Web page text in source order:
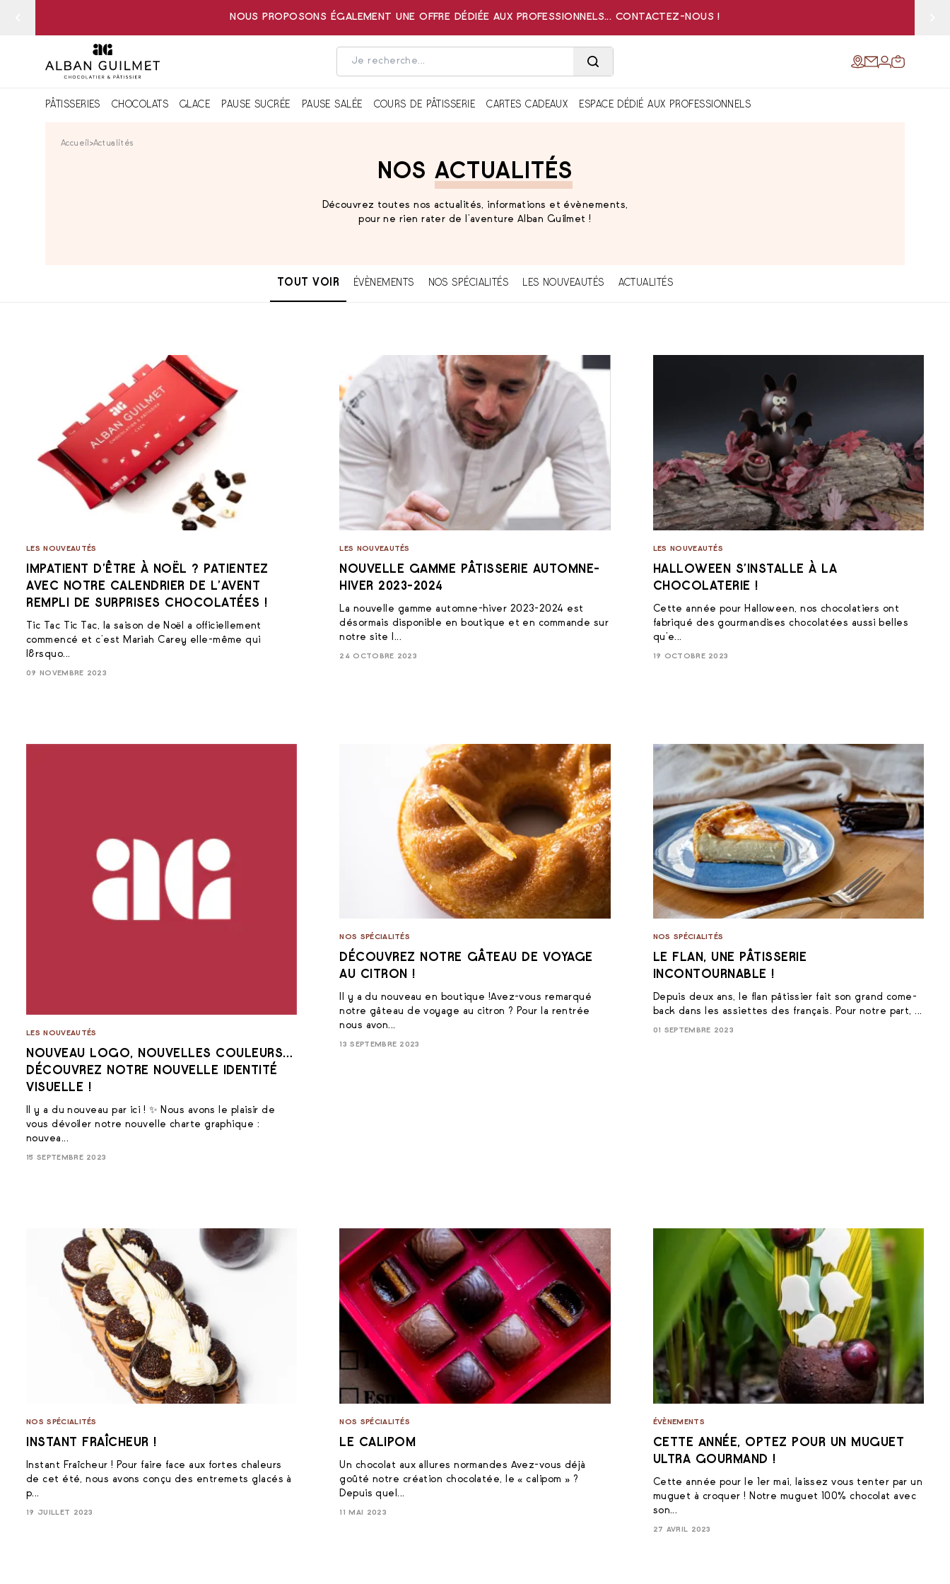
NOUS PROPOSONS ÉGALEMENT UNE OFFRE DÉDIÉE AUX PROFESSIONNELS... CONTACTEZ-NOUS !
PÂTISSERIES CHOCOLATS GLACE PAUSE SUCRÉE PAUSE SALÉE COURS DE PÂTISSERIE CARTES CADEAUX ESPACE DÉDIÉ AUX PROFESSIONNELS
Accueil Actualités
NOSACTUALITÉS
Découvrez toutes nos actualités, informations et évènements,
pour ne rien rater de l’aventure Alban Guilmet !
TOUT VOIR ÉVÈNEMENTS NOS SPÉCIALITÉS LES NOUVEAUTÉS ACTUALITÉS
LES NOUVEAUTÉS
IMPATIENT D’ÊTRE À NOËL ? PATIENTEZ
AVEC NOTRE CALENDRIER DE L’AVENT
REMPLI DE SURPRISES CHOCOLATÉES !
Tic Tac Tic Tac, la saison de Noël a officiellement
commencé et c’est Mariah Carey elle-même qui
l&rsquo...
09 NOVEMBRE 2023
LES NOUVEAUTÉS
NOUVELLE GAMME PÂTISSERIE AUTOMNE-
HIVER 2023-2024
La nouvelle gamme automne-hiver 2023-2024 est
désormais disponible en boutique et en commande sur
notre site I...
24 OCTOBRE 2023
LES NOUVEAUTÉS
HALLOWEEN S’INSTALLE À LA
CHOCOLATERIE !
Cette année pour Halloween, nos chocolatiers ont
fabriqué des gourmandises chocolatées aussi belles
qu’e...
19 OCTOBRE 2023
LES NOUVEAUTÉS
NOUVEAU LOGO, NOUVELLES COULEURS…
DÉCOUVREZ NOTRE NOUVELLE IDENTITÉ
VISUELLE !
Il y a du nouveau par ici ! ✨️ Nous avons le plaisir de
vous dévoiler notre nouvelle charte graphique :
nouvea...
15 SEPTEMBRE 2023
NOS SPÉCIALITÉS
DÉCOUVREZ NOTRE GÂTEAU DE VOYAGE
AU CITRON !
Il y a du nouveau en boutique !Avez-vous remarqué
notre gâteau de voyage au citron ? Pour la rentrée
nous avon...
13 SEPTEMBRE 2023
NOS SPÉCIALITÉS
LE FLAN, UNE PÂTISSERIE
INCONTOURNABLE !
Depuis deux ans, le flan pâtissier fait son grand come-
back dans les assiettes des français. Pour notre part, ...
01 SEPTEMBRE 2023
NOS SPÉCIALITÉS
INSTANT FRAÎCHEUR !
Instant Fraîcheur ! Pour faire face aux fortes chaleurs
de cet été, nous avons conçu des entremets glacés à
p...
19 JUILLET 2023
NOS SPÉCIALITÉS
LE CALIPOM
Un chocolat aux allures normandes Avez-vous déjà
goûté notre création chocolatée, le « calipom » ?
Depuis quel...
11 MAI 2023
ÉVÈNEMENTS
CETTE ANNÉE, OPTEZ POUR UN MUGUET
ULTRA GOURMAND !
Cette année pour le 1er mai, laissez vous tenter par un
muguet à croquer ! Notre muguet 100% chocolat avec
son...
27 AVRIL 2023